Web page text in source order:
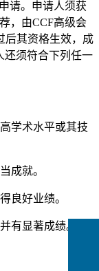
请。申请人须获
，由CCF高级会
后其资格生效，成
还须符合下列任一
学术水平或其技
成就。
良好业绩。
有显著成绩。